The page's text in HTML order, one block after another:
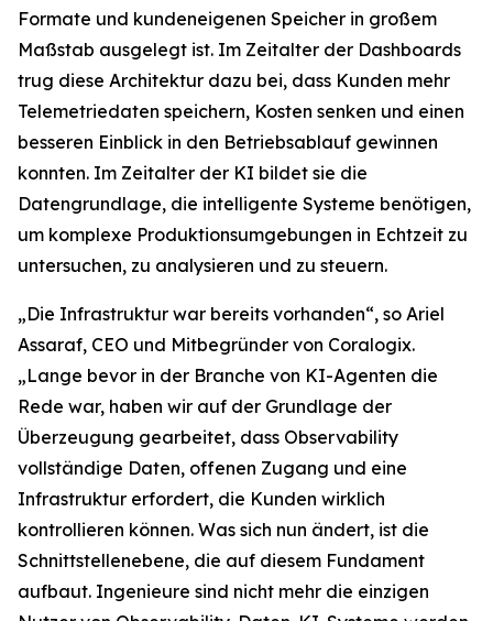
Formate und kundeneigenen Speicher in großem
Maßstab ausgelegt ist. Im Zeitalter der Dashboards
trug diese Architektur dazu bei, dass Kunden mehr
Telemetriedaten speichern, Kosten senken und einen
besseren Einblick in den Betriebsablauf gewinnen
konnten. Im Zeitalter der KI bildet sie die
Datengrundlage, die intelligente Systeme benötigen,
um komplexe Produktionsumgebungen in Echtzeit zu
untersuchen, zu analysieren und zu steuern.
„Die Infrastruktur war bereits vorhanden“, so Ariel
Assaraf, CEO und Mitbegründer von Coralogix.
„Lange bevor in der Branche von KI-Agenten die
Rede war, haben wir auf der Grundlage der
Überzeugung gearbeitet, dass Observability
vollständige Daten, offenen Zugang und eine
Infrastruktur erfordert, die Kunden wirklich
kontrollieren können. Was sich nun ändert, ist die
Schnittstellenebene, die auf diesem Fundament
aufbaut. Ingenieure sind nicht mehr die einzigen